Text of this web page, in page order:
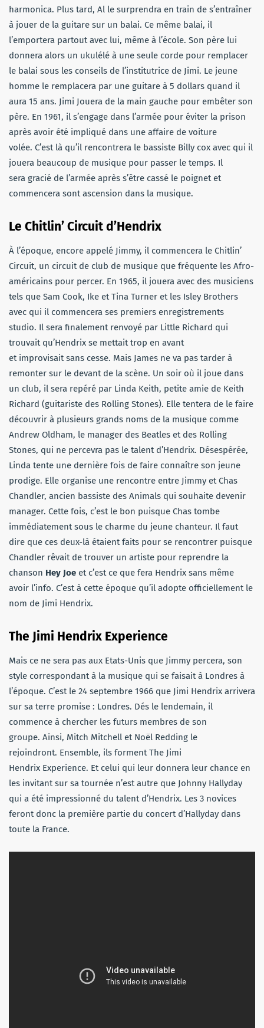
harmonica. Plus tard, Al le surprendra en train de s’entraîner
à jouer de la guitare sur un balai. Ce même balai, il
l’emportera partout avec lui, même à l’école. Son père lui
donnera alors un ukulélé à une seule corde pour remplacer
le balai sous les conseils de l’institutrice de Jimi. Le jeune
homme le remplacera par une guitare à 5 dollars quand il
aura 15 ans. Jimi Jouera de la main gauche pour embêter son
père. En 1961, il s’engage dans l’armée pour éviter la prison
après avoir été impliqué dans une affaire de voiture
volée. C’est là qu’il rencontrera le bassiste Billy cox avec qui il
jouera beaucoup de musique pour passer le temps. Il
sera gracié de l’armée après s’être cassé le poignet et
commencera sont ascension dans la musique.
Le Chitlin’ Circuit d’Hendrix
À l’époque, encore appelé Jimmy, il commencera le Chitlin’
Circuit, un circuit de club de musique que fréquente les Afro-
américains pour percer. En 1965, il jouera avec des musiciens
tels que Sam Cook, Ike et Tina Turner et les Isley Brothers
avec qui il commencera ses premiers enregistrements
studio. Il sera finalement renvoyé par Little Richard qui
trouvait qu’Hendrix se mettait trop en avant
et improvisait sans cesse. Mais James ne va pas tarder à
remonter sur le devant de la scène. Un soir où il joue dans
un club, il sera repéré par Linda Keith, petite amie de Keith
Richard (guitariste des Rolling Stones). Elle tentera de le faire
découvrir à plusieurs grands noms de la musique comme
Andrew Oldham, le manager des Beatles et des Rolling
Stones, qui ne percevra pas le talent d’Hendrix. Désespérée,
Linda tente une dernière fois de faire connaître son jeune
prodige. Elle organise une rencontre entre Jimmy et Chas
Chandler, ancien bassiste des Animals qui souhaite devenir
manager. Cette fois, c’est le bon puisque Chas tombe
immédiatement sous le charme du jeune chanteur. Il faut
dire que ces deux-là étaient faits pour se rencontrer puisque
Chandler rêvait de trouver un artiste pour reprendre la
chanson Hey Joe et c’est ce que fera Hendrix sans même
avoir l’info. C’est à cette époque qu’il adopte officiellement le
nom de Jimi Hendrix.
The Jimi Hendrix Experience
Mais ce ne sera pas aux Etats-Unis que Jimmy percera, son
style correspondant à la musique qui se faisait à Londres à
l’époque. C’est le 24 septembre 1966 que Jimi Hendrix arrivera
sur sa terre promise : Londres. Dés le lendemain, il
commence à chercher les futurs membres de son
groupe. Ainsi, Mitch Mitchell et Noël Redding le
rejoindront. Ensemble, ils forment The Jimi
Hendrix Experience. Et celui qui leur donnera leur chance en
les invitant sur sa tournée n’est autre que Johnny Hallyday
qui a été impressionné du talent d’Hendrix. Les 3 novices
feront donc la première partie du concert d’Hallyday dans
toute la France.